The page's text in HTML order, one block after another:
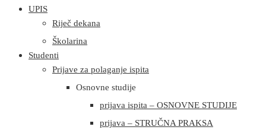
UPIS
Riječ dekana
Školarina
Studenti
Prijave za polaganje ispita
Osnovne studije
prijava ispita – OSNOVNE STUDIJE
prijava – STRUČNA PRAKSA